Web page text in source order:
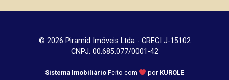
© 2026 Piramid Imóveis Ltda - CRECI J-15102
CNPJ: 00.685.077/0001-42
Sistema Imobiliário Feito com por KUROLE